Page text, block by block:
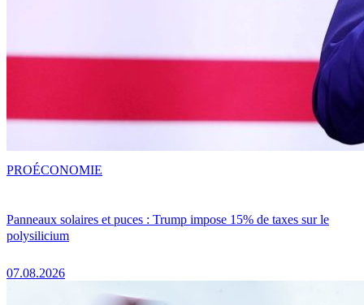
Panneaux solaires et puces : Trump impose 15% de taxes sur le
polysilicium
07.08.2026
PROÉCONOMIE